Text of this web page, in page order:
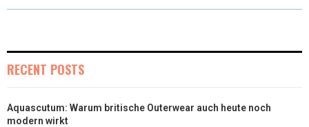
W
E
E
K
T
S
K
N
I
RECENT POSTS
Aquascutum: Warum britische Outerwear auch heute noch
modern wirkt